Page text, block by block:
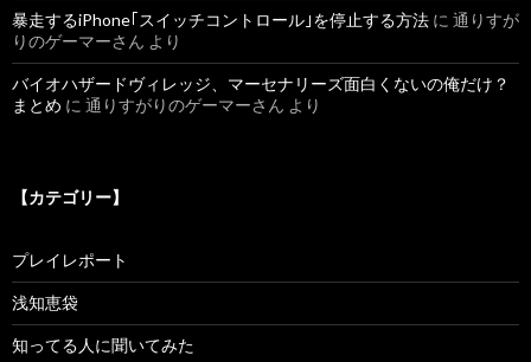
暴走するiPhone｢スイッチコントロール｣を停止する方法 に 通りすが
りのゲーマーさん より
バイオハザードヴィレッジ、マーセナリーズ面白くないの俺だけ？
まとめ に 通りすがりのゲーマーさん より
【カテゴリー】
プレイレポート
浅知恵袋
知ってる人に聞いてみた